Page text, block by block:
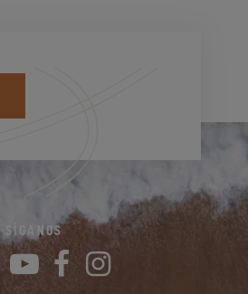
SÍGANOS
YouTube
Facebook
Instagram